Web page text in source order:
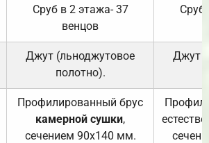
Сруб в 2 этажа- 37
венцов
Сруб
Джут (льноджутовое
полотно).
Джут
Профилированный брус
камерной сушки,
сечением 90х140 мм.